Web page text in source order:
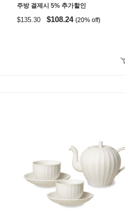
주방 결제시 5% 추가할인
$135.30 $108.24 (20% off)